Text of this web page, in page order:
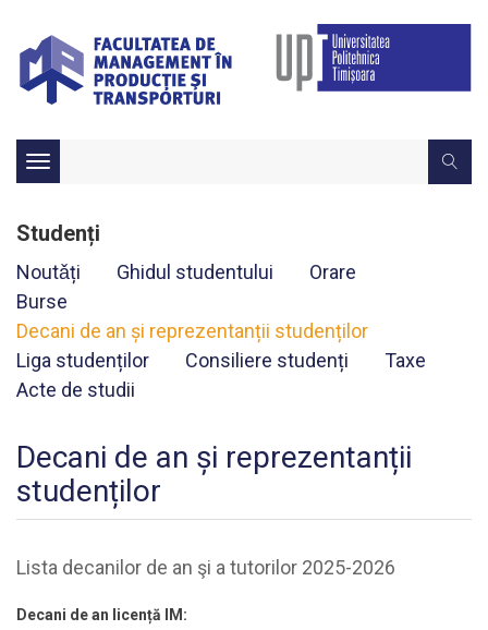
Toggle
navigation
Studenți
Noutǎți Ghidul studentului
Orare
Burse
Decani de an și reprezentanții studenților
Liga studenților
Consiliere studenți
Taxe
Acte de studii
Decani de an și reprezentanții
studenților
Lista decanilor de an şi a tutorilor 2025-2026
Decani de an licență IM: